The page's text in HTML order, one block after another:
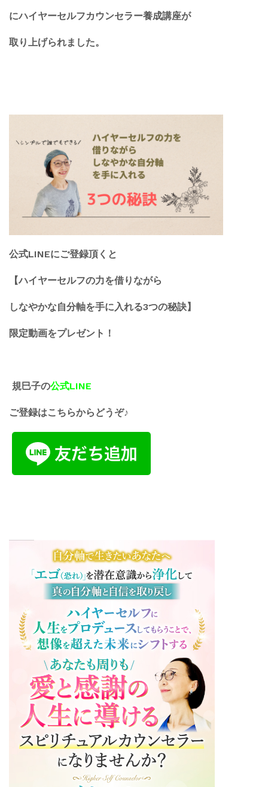
にハイヤーセルフカウンセラー養成講座が
取り上げられました。
公式LINEにご登録頂くと
【ハイヤーセルフの力を借りながら
しなやかな自分軸を手に入れる3つの秘訣】
限定動画をプレゼント！
規巳子の公式LINE
ご登録はこちらからどうぞ♪